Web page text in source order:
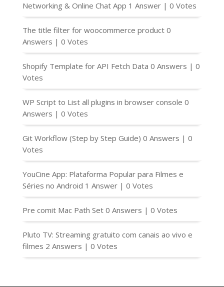
Networking & Online Chat App 1 Answer | 0 Votes
The title filter for woocommerce product 0
Answers | 0 Votes
Shopify Template for API Fetch Data 0 Answers | 0
Votes
WP Script to List all plugins in browser console 0
Answers | 0 Votes
Git Workflow (Step by Step Guide) 0 Answers | 0
Votes
YouCine App: Plataforma Popular para Filmes e
Séries no Android 1 Answer | 0 Votes
Pre comit Mac Path Set 0 Answers | 0 Votes
Pluto TV: Streaming gratuito com canais ao vivo e
filmes 2 Answers | 0 Votes